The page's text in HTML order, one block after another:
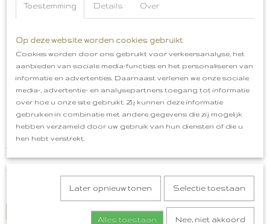
You Are Enough Roze Embleem
You Are Enough Roze Embleem
€ 3,50
Toestemming Details Over
Op deze website worden cookies gebruikt
Cookies worden door ons gebruikt voor verkeersanalyse, het
aanbieden van sociale media-functies en het personaliseren van
informatie en advertenties. Daarnaast verlenen we onze sociale
media-, advertentie- en analysepartners toegang tot informatie
over hoe u onze site gebruikt. Zij kunnen deze informatie
gebruiken in combinatie met andere gegevens die zij mogelijk
hebben verzameld door uw gebruik van hun diensten of die u
hen hebt verstrekt.
Later opnieuw tonen Selectie toestaan
Alles toestaan Nee, niet akkoord